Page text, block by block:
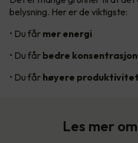
belysning. Her er de viktigste:
• Du får mer energi
• Du får bedre konsentrasjon
• Du får høyere produktivitet
Les mer